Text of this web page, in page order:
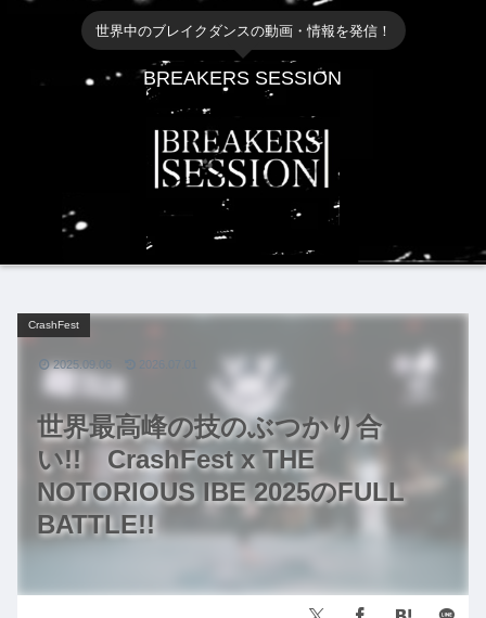
世界中のブレイクダンスの動画・情報を発信！
BREAKERS SESSION
世界最高峰の技のぶつかり合
い!! CrashFest x THE
NOTORIOUS IBE 2025のFULL
BATTLE!!
CrashFest
2025.09.06 2026.07.01